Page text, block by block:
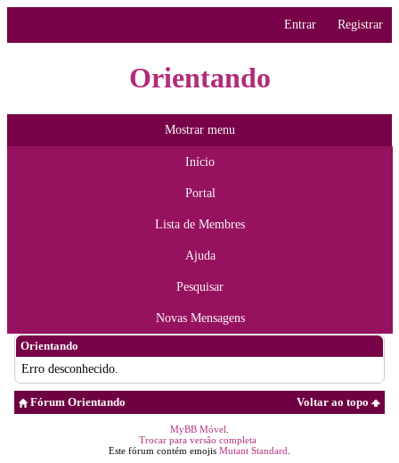
Entrar Registrar
Orientando
Mostrar menu
Início
Portal
Lista de Membres
Ajuda
Pesquisar
Novas Mensagens
Orientando
Erro desconhecido.
Voltar ao topo
Fórum Orientando
MyBB Móvel
Trocar para versão completa
Este fórum contém emojis Mutant Standard